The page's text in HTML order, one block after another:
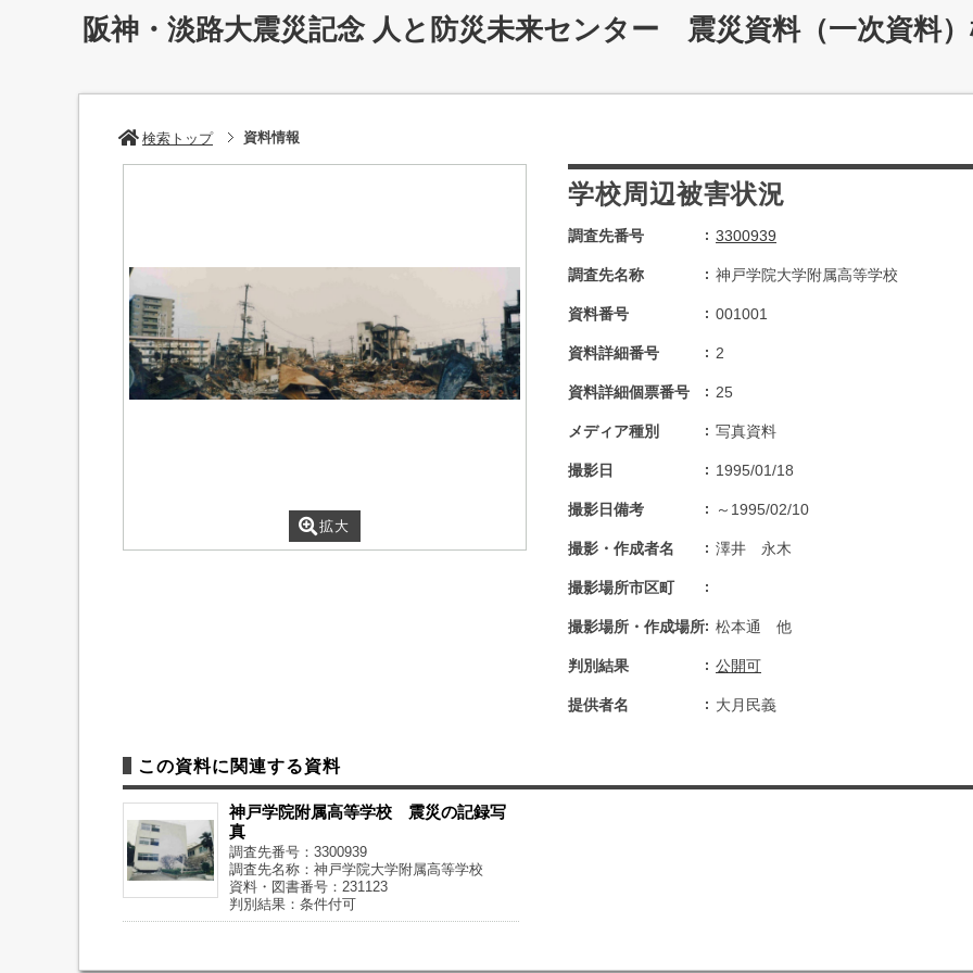
阪神・淡路大震災記念 人と防災未来センター 震災資料（一次資料
検索トップ 資料情報
拡大
学校周辺被害状況
調査先番号 3300939
調査先名称 神戸学院大学附属高等学校
資料番号 001001
資料詳細番号 2
資料詳細個票番号 25
メディア種別 写真資料
撮影日 1995/01/18
撮影日備考 ～1995/02/10
撮影・作成者名 澤井 永木
撮影場所市区町
撮影場所・作成場所 松本通 他
判別結果 公開可
提供者名 大月民義
この資料に関連する資料
神戸学院附属高等学校 震災の記録写
真
調査先番号：3300939
調査先名称：神戸学院大学附属高等学校
資料・図書番号：231123
判別結果：条件付可